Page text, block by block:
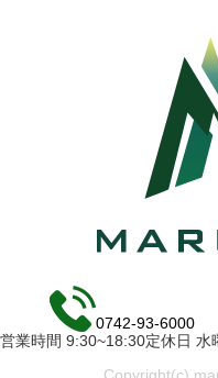
0742-93-6000
営業時間 9:30~18:30定休日 水
Copyright(c)